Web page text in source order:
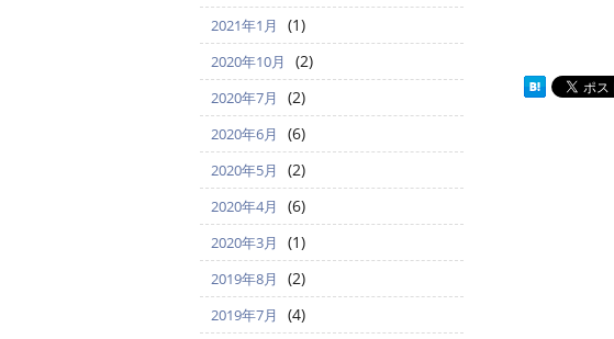
2021年1月 (1)
2020年10月 (2)
2020年7月 (2)
2020年6月 (6)
2020年5月 (2)
2020年4月 (6)
2020年3月 (1)
2019年8月 (2)
2019年7月 (4)